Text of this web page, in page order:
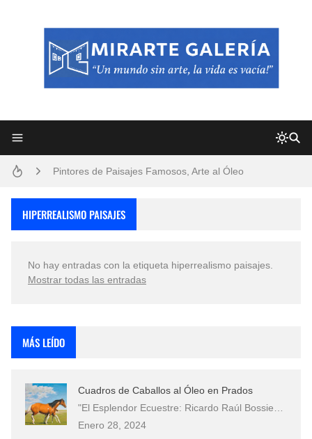
Pintores de Paisajes Famosos, Arte al Óleo
Que significan los cuadros de negras africanas?
El mundo del arte en pintura surrealista
HIPERREALISMO PAISAJES
No hay entradas con la etiqueta hiperrealismo paisajes
Mostrar todas las entradas
MÁS LEÍDO
Cuadros de Caballos al Óleo en Prados
"El Esplendor Ecuestre: Ricardo Raúl Bossie…
Enero 28, 2024